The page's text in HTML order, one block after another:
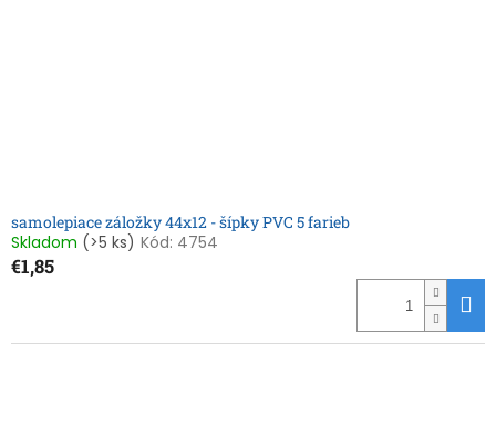
samolepiace záložky 44x12 - šípky PVC 5 farieb
Skladom (>5 ks) Kód: 4754
€1,85